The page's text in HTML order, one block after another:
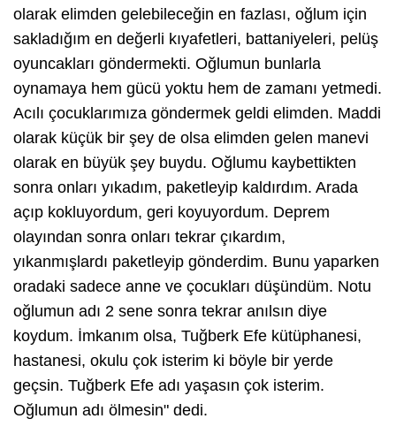
olarak elimden gelebileceğin en fazlası, oğlum için
sakladığım en değerli kıyafetleri, battaniyeleri, pelüş
oyuncakları göndermekti. Oğlumun bunlarla
oynamaya hem gücü yoktu hem de zamanı yetmedi.
Acılı çocuklarımıza göndermek geldi elimden. Maddi
olarak küçük bir şey de olsa elimden gelen manevi
olarak en büyük şey buydu. Oğlumu kaybettikten
sonra onları yıkadım, paketleyip kaldırdım. Arada
açıp kokluyordum, geri koyuyordum. Deprem
olayından sonra onları tekrar çıkardım,
yıkanmışlardı paketleyip gönderdim. Bunu yaparken
oradaki sadece anne ve çocukları düşündüm. Notu
oğlumun adı 2 sene sonra tekrar anılsın diye
koydum. İmkanım olsa, Tuğberk Efe kütüphanesi,
hastanesi, okulu çok isterim ki böyle bir yerde
geçsin. Tuğberk Efe adı yaşasın çok isterim.
Oğlumun adı ölmesin" dedi.